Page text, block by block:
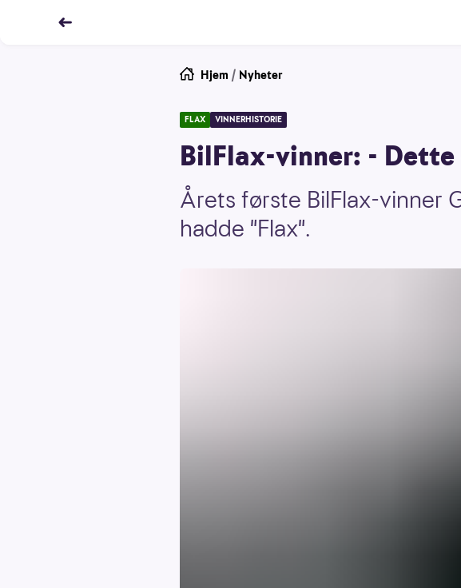
Hjem / Nyheter
FLAX VINNERHISTORIE
BilFlax-vinner: -
Årets første BilFlax-vinner
hadde "Flax".